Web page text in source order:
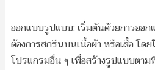
ออกแบบรูปแบบ: เริ่มต้นด้วยการออ
ต้องการสกรีนบนเนื้อผ้า หรือเสื้อ โด
โปรแกรมอื่น ๆ เพื่อสร้างรูปแบบตาม